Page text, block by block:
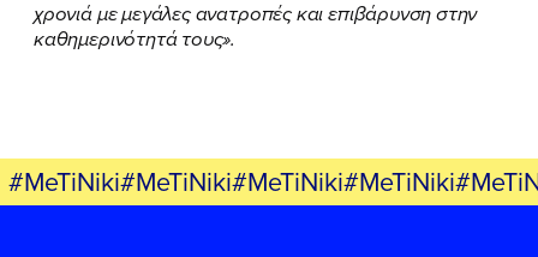
χρονιά με μεγάλες ανατροπές και επιβάρυνση στην
καθημερινότητά τους».